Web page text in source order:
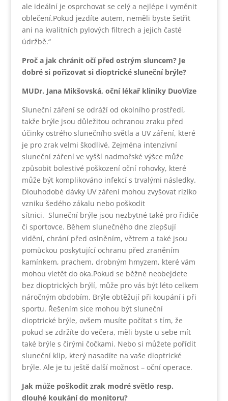
ale ideální je osprchovat se celý a nejlépe i vyměnit
oblečení.Pokud jezdíte autem, neměli byste šetřit
ani na kvalitních pylových filtrech a jejich časté
údržbě.“
Proč a jak chránit očí před ostrým sluncem? Je
dobré si pořizovat si dioptrické sluneční brýle?
MUDr. Jana Mikšovská, oční lékař kliniky DuoVize
Sluneční záření se odráží od okolního prostředí,
takže brýle jsou důležitou ochranou zraku před
účinky ostrého slunečního světla a UV záření, které
je pro zrak velmi škodlivé. Zejména intenzivní
sluneční záření ve vyšší nadmořské výšce může
způsobit bolestivé poškození oční rohovky, které
může být komplikováno infekcí s trvalými následky.
Dlouhodobé dávky UV záření mohou zvyšovat riziko
vzniku šedého zákalu nebo poškodit
sítnici. Sluneční brýle jsou nezbytné také pro řidiče
či sportovce. Během slunečného dne zlepšují
vidění, chrání před oslněním, větrem a také jsou
pomůckou poskytující ochranu před zraněním
kamínkem, prachem, drobným hmyzem, které vám
mohou vletět do oka.Pokud se běžně neobejdete
bez dioptrických brýlí, může pro vás být léto celkem
náročným obdobím. Brýle obtěžují při koupání i při
sportu. Řešením sice mohou být sluneční
dioptrické brýle, ovšem musíte počítat s tím, že
pokud se zdržíte do večera, měli byste u sebe mít
také brýle s čirými čočkami. Nebo si můžete pořídit
sluneční klip, který nasadíte na vaše dioptrické
brýle. Ale je tu ještě další možnost – oční operace.
Jak může poškodit zrak modré světlo resp.
dlouhé koukání do monitoru?